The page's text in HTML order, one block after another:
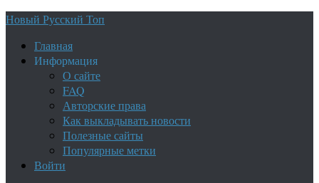
Новый Русский Топ
Главная
Информация
О сайте
FAQ
Авторские права
Как выкладывать новости
Полезные сайты
Популярные метки
Войти